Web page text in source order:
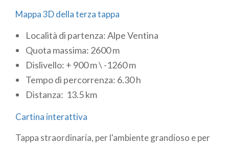
Mappa 3D della terza tappa
Località di partenza: Alpe Ventina
Quota massima: 2600 m
Dislivello: + 900 m \ -1260 m
Tempo di percorrenza: 6.30 h
Distanza: 13.5 km
Cartina interattiva
Tappa straordinaria, per l'ambiente grandioso e per